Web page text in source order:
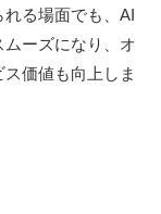
る場面でも、AI
ーズになり、オ
価値も向上しま